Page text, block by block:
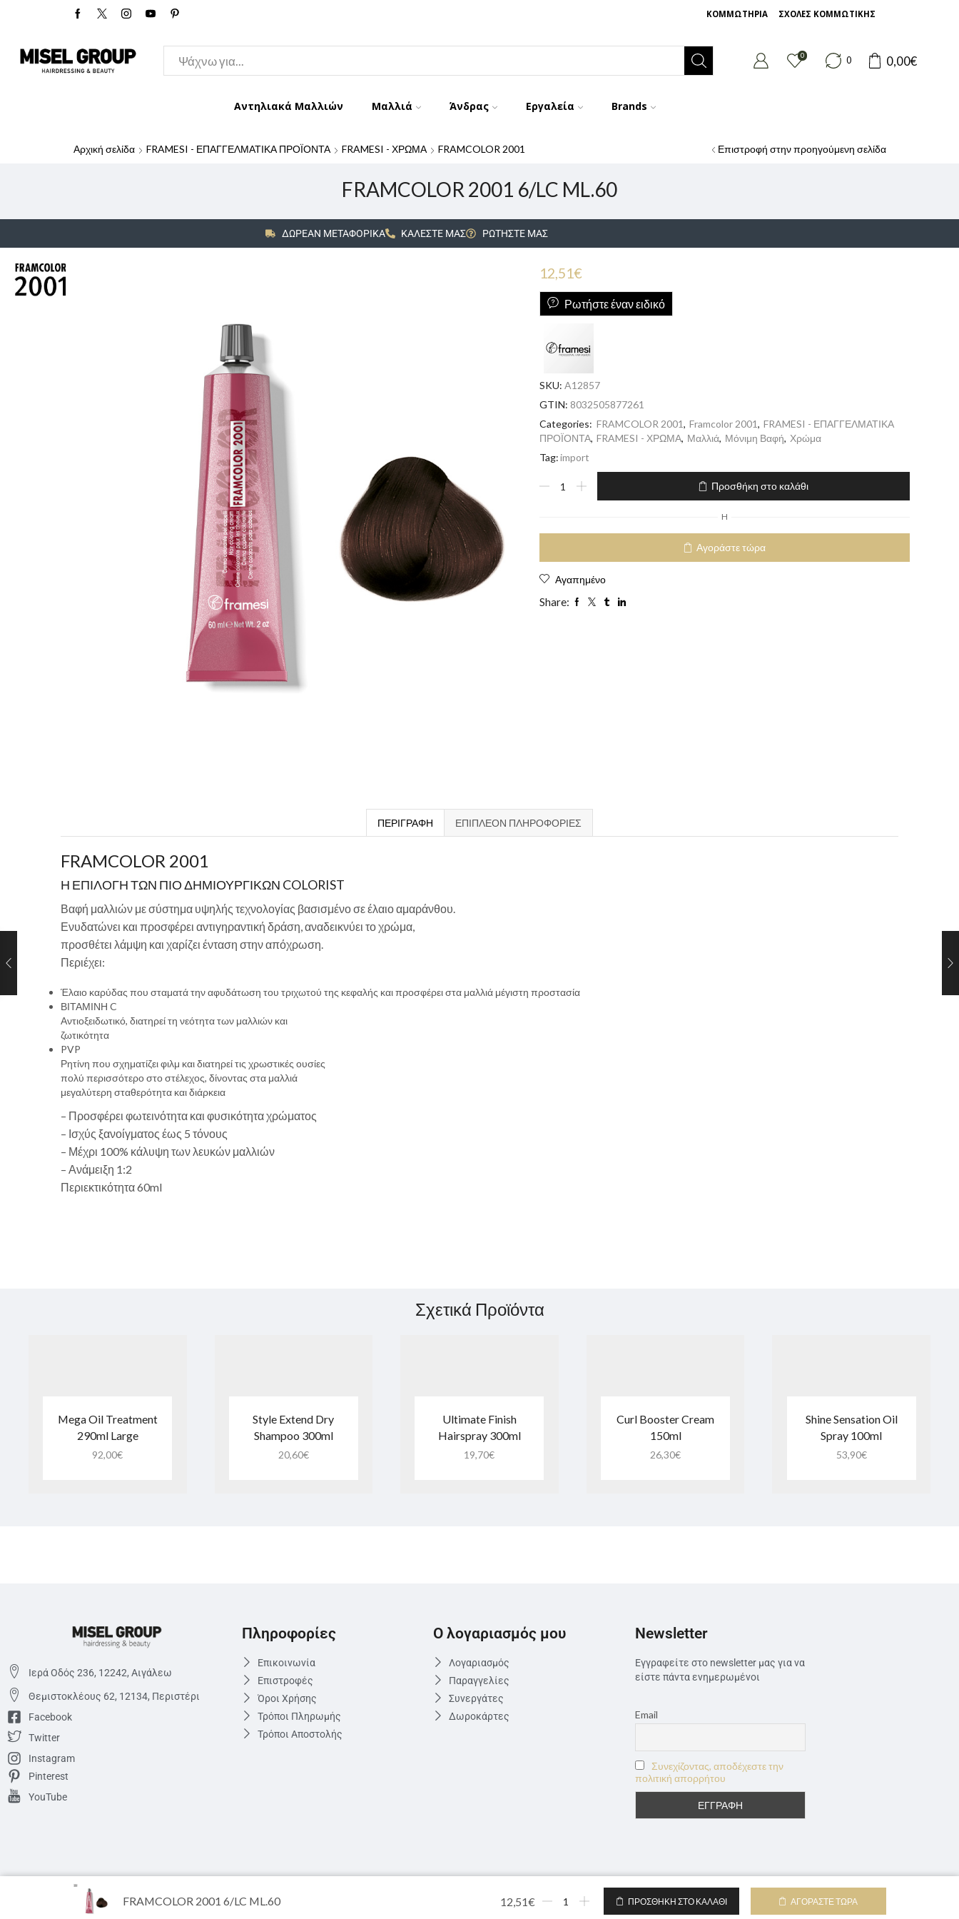
ΚΟΜΜΩΤΗΡΙΑ ΣΧΟΛΕΣ ΚΟΜΜΩΤΙΚΗΣ
0 0 0,00€
Αντηλιακά Μαλλιών Μαλλιά Άνδρας Εργαλεία Brands
Αρχική σελίδα FRAMESI - ΕΠΑΓΓΕΛΜΑΤΙΚΑ ΠΡΟΪΟΝΤΑ FRAMESI - ΧΡΩΜΑ FRAMCOLOR 2001 Επιστροφή στην προηγούμενη σελίδα
FRAMCOLOR 2001 6/LC ML.60
ΔΩΡΕΑΝ ΜΕΤΑΦΟΡΙΚΑ ΚΑΛΕΣΤΕ ΜΑΣ ΡΩΤΗΣΤΕ ΜΑΣ
12,51€
Ρωτήστε έναν ειδικό
SKU: A12857
GTIN: 8032505877261
Categories: FRAMCOLOR 2001, Framcolor 2001, FRAMESI - ΕΠΑΓΓΕΛΜΑΤΙΚΑ
ΠΡΟΪΟΝΤΑ, FRAMESI - ΧΡΩΜΑ, Μαλλιά, Μόνιμη Βαφή, Χρώμα
Tag:import
Προσθήκη στο καλάθι
H
Αγοράστε τώρα
Αγαπημένο
Share:
ΠΕΡΙΓΡΑΦΉ ΕΠΙΠΛΈΟΝ ΠΛΗΡΟΦΟΡΊΕΣ
FRAMCOLOR 2001
Η ΕΠΙΛΟΓΗ ΤΩΝ ΠΙΟ ΔΗΜΙΟΥΡΓΙΚΩΝ COLORIST
Βαφή μαλλιών με σύστημα υψηλής τεχνολογίας βασισμένο σε έλαιο αμαράνθου.
Ενυδατώνει και προσφέρει αντιγηραντική δράση, αναδεικνύει το χρώμα,
προσθέτει λάμψη και χαρίζει ένταση στην απόχρωση.
Περιέχει:
Έλαιο καρύδας που σταματά την αφυδάτωση του τριχωτού της κεφαλής και προσφέρει στα μαλλιά μέγιστη προστασία
ΒΙΤΑΜΙΝΗ C
Αντιοξειδωτικό, διατηρεί τη νεότητα των μαλλιών και
ζωτικότητα
PVP
Ρητίνη που σχηματίζει φιλμ και διατηρεί τις χρωστικές ουσίες
πολύ περισσότερο στο στέλεχος, δίνοντας στα μαλλιά
μεγαλύτερη σταθερότητα και διάρκεια
– Προσφέρει φωτεινότητα και φυσικότητα χρώματος
– Ισχύς ξανοίγματος έως 5 τόνους
– Μέχρι 100% κάλυψη των λευκών μαλλιών
– Ανάμειξη 1:2
Περιεκτικότητα 60ml
Σχετικά Προϊόντα
Mega Oil Treatment
290ml Large
92,00€
Style Extend Dry
Shampoo 300ml
20,60€
Ultimate Finish
Hairspray 300ml
19,70€
Curl Booster Cream
150ml
26,30€
Shine Sensation Oil
Spray 100ml
53,90€
FRAMCOLOR 2001 6/LC ML.60 12,51€ ΠΡΟΣΘΉΚΗ ΣΤΟ ΚΑΛΆΘΙ ΑΓΟΡΆΣΤΕ ΤΏΡΑ
Ιερά Οδός 236, 12242, Αιγάλεω
Θεμιστoκλέους 62, 12134, Περιστέρι
Facebook
Twitter
Instagram
Pinterest
YouTube
Πληροφορίες
Επικοινωνία
Επιστροφές
Όροι Χρήσης
Τρόποι Πληρωμής
Τρόποι Αποστολής
Ο λογαριασμός μου
Λογαριασμός
Παραγγελίες
Συνεργάτες
Δωροκάρτες
Newsletter
Εγγραφείτε στο newsletter μας για να
είστε πάντα ενημερωμένοι
Email
Συνεχίζοντας, αποδέχεστε την
πολιτική απορρήτου
Eshop.miselgroup.com © 2022